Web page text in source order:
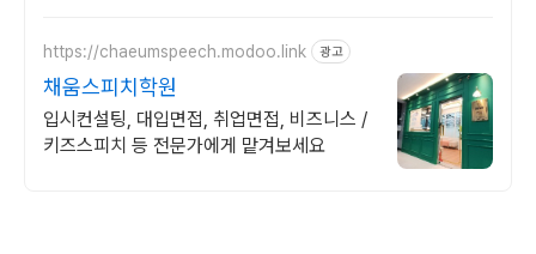
https://chaeumspeech.modoo.link 광고
채움스피치학원
입시컨설팅, 대입면접, 취업면접, 비즈니스 /
키즈스피치 등 전문가에게 맡겨보세요